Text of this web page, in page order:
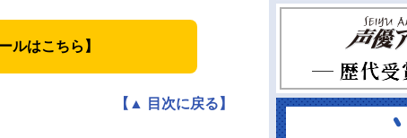
ルはこちら】
【▲ 目次に戻る】